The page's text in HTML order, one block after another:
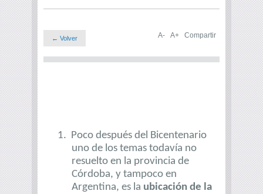
← Volver A- A+ Compartir
1. Poco después del Bicentenario
uno de los temas todavía no
resuelto en la provincia de
Córdoba, y tampoco en
Argentina, es la ubicación de la